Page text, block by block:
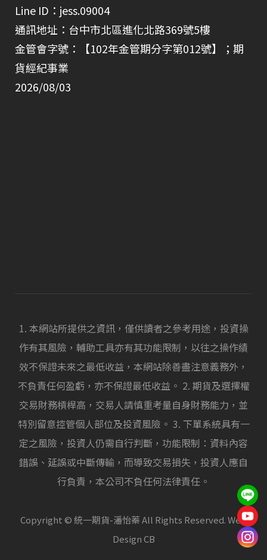
Line ID：jess.09004
通訊地址：台中市北區進化北路369號5樓
金管會字號：【102年金管期分字第012號】；期
貨經紀事業
2026/08/03
1. 本網站所提供之資訊，僅供讀者之參考用途，投資操
作有其風險，輔助工具亦有其功能限制，以往之操作績
效不保證未來之最低收益，本網站除善盡注意義務外，
不負責任何盈虧，亦不保證最低收益。 2. 期貨及選擇權
交易財務槓桿高，交易人請慎重考量自身財務能力，並
特別留意控管個人部位及投資風險。 3. 下單系統具有一
定之風險，投資人仍需自行判斷，功能限制：資料內容
錯誤、延誤或中斷傳輸，而導致交易損失，投資人應自
行負責，本公司不負任何法律責任。
Copyright © 統一期貨-潘怡蓁 All Rights Reserved. Web
Design CB